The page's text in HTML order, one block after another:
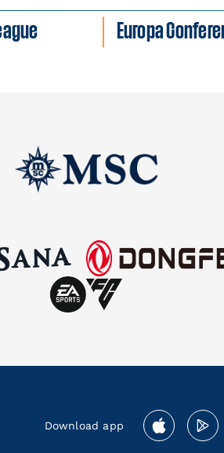
Europa
Download app